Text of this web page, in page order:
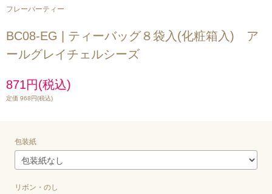
フレーバーティー
BC08-EG | ティーバッグ８袋入(化粧箱入) ア
ールグレイチェルシーズ
871円(税込)
定価 968円(税込)
包装紙
リボン・のし